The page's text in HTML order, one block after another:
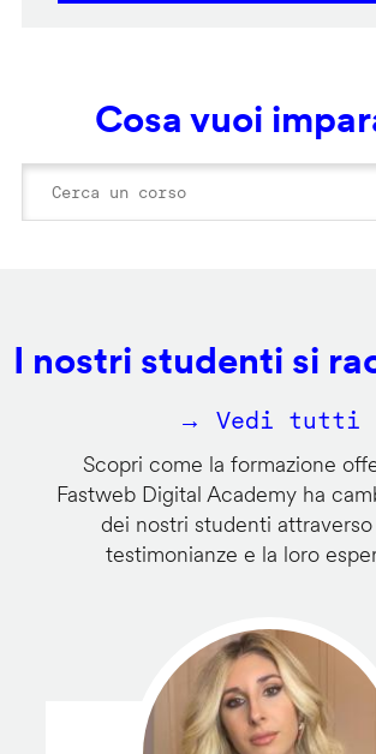
Cosa vuoi
I nostri studenti si
→ Vedi tutti
Scopri come la formazione
Fastweb Digital Academy ha
dei nostri studenti
testimonianze e la loro